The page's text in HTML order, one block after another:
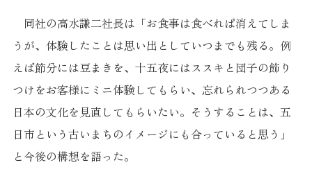
同社の高水謙二社長は「お食事は食べれば消えてしま
うが、体験したことは思い出としていつまでも残る。例
えば節分には豆まきを、十五夜にはススキと団子の飾り
つけをお客様にミニ体験してもらい、忘れられつつある
日本の文化を見直してもらいたい。そうすることは、五
日市という古いまちのイメージにも合っていると思う」
と今後の構想を語った。